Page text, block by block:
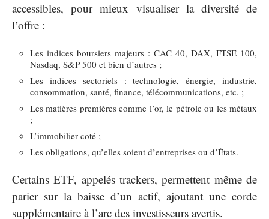
accessibles, pour mieux visualiser la diversité de
l’offre :
Les indices boursiers majeurs : CAC 40, DAX, FTSE 100,
Nasdaq, S&P 500 et bien d’autres ;
Les indices sectoriels : technologie, énergie, industrie,
consommation, santé, finance, télécommunications, etc. ;
Les matières premières comme l’or, le pétrole ou les métaux
;
L’immobilier coté ;
Les obligations, qu’elles soient d’entreprises ou d’États.
Certains ETF, appelés trackers, permettent même de
parier sur la baisse d’un actif, ajoutant une corde
supplémentaire à l’arc des investisseurs avertis.